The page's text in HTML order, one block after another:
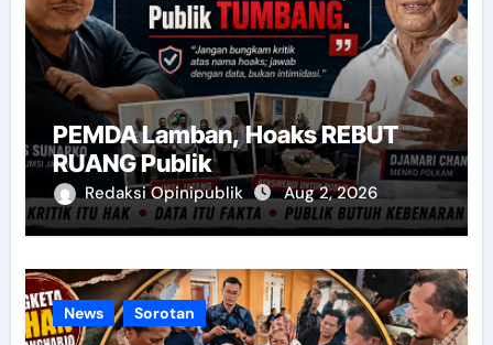
PEMDA Lamban, Hoaks REBUT
RUANG Publik
Redaksi Opinipublik Aug 2, 2026
News Sorotan